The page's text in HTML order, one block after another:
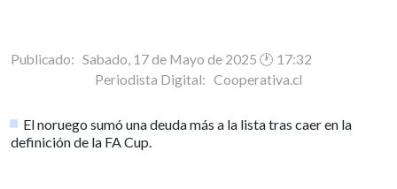
Publicado: Sabado, 17 de Mayo de 2025 🕐 17:32
Periodista Digital: Cooperativa.cl
El noruego sumó una deuda más a la lista tras caer en la
definición de la FA Cup.